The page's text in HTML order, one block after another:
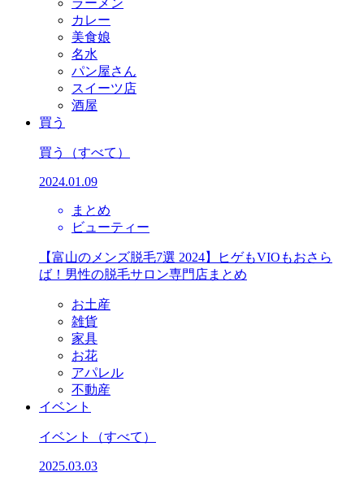
ラーメン
カレー
美食娘
名水
パン屋さん
スイーツ店
酒屋
買う
買う （すべて）
2024.01.09
まとめ
ビューティー
【富山のメンズ脱毛7選 2024】ヒゲもVIOもおさら
ば！男性の脱毛サロン専門店まとめ
お土産
雑貨
家具
お花
アパレル
不動産
イベント
イベント （すべて）
2025.03.03